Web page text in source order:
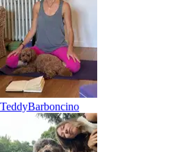
TeddyBarboncino